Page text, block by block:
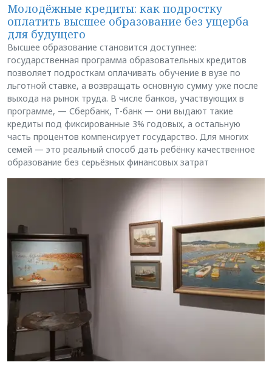
Молодёжные кредиты: как подростку
оплатить высшее образование без ущерба
для будущего
Высшее образование становится доступнее:
государственная программа образовательных кредитов
позволяет подросткам оплачивать обучение в вузе по
льготной ставке, а возвращать основную сумму уже после
выхода на рынок труда. В числе банков, участвующих в
программе, — Сбербанк, Т-банк — они выдают такие
кредиты под фиксированные 3% годовых, а остальную
часть процентов компенсирует государство. Для многих
семей — это реальный способ дать ребёнку качественное
образование без серьёзных финансовых затрат